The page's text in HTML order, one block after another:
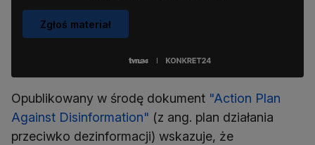
Zgłoś materiał
Opublikowany w środę dokument "Action Plan
Against Disinformation" (z ang. plan działania
przeciwko dezinformacji) wskazuje, że